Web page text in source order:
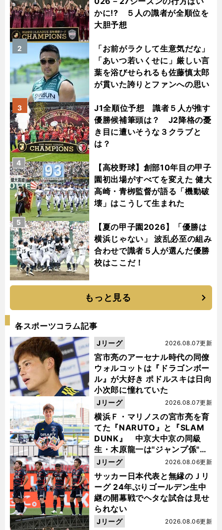
かに!? ５人の識者が全順位を
大胆予想
「お前がラクして生意気だな」
「あいつ若いくせに」厳しい言
葉を浴びせられるも佐藤慎太郎
が貫いた誇りとファンへの思い
2
J1全順位予想 識者５人が推す
優勝候補筆頭は？ J2降格の憂
き目に遭いそうな３クラブと
は？
3
【高校野球】創部10年目の甲子
園初出場がすべてを変えた 健大
高崎・青栁監督が語る「機動破
壊」はこうして生まれた
4
【夏の甲子園2026】「優勝は
横浜じゃない」 波乱必至の組み
合わせで識者５人が選んだ優勝
校はここだ！
5
もっと見る
各スポーツコラム記事
宮市亮のアーセナル時代の同僚
ウォルコットは『ドラゴンボー
ル』が大好き ポドルスキは日向
小次郎に憧れていた
2026.08.07更新
Jリーグ
横浜Ｆ・マリノスの宮市亮を育
てた『NARUTO』と『SLAM
DUNK』 中京大中京の同級
生・木原龍一は"ジャンプ係"だ
った
2026.08.07更新
Jリーグ
サッカー日本代表と無縁のＪリ
ーグ 24年ぶりゴールデン生中
継の開幕戦でヘタな試合は見せ
られない
2026.08.06更新
Jリーグ
2026.08.06更新
Jリーグ